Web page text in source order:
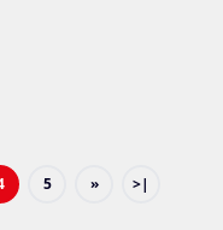
5 » >|